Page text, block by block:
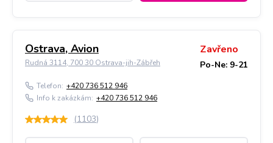
Ostrava, Avion
Rudná 3114, 700 30 Ostrava-jih-Zábřeh
Zavřeno
Po-Ne: 9-21
Telefon: +420 736 512 946
Info k zakázkám: +420 736 512 946
(1103)